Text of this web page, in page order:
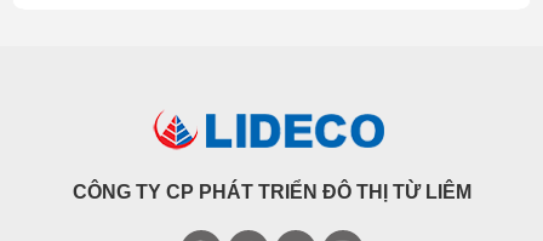
CÔNG TY CP PHÁT TRIỂN ĐÔ THỊ TỪ LIÊM